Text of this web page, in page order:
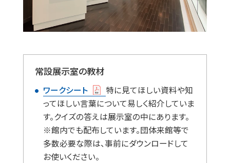
常設展示室の教材
ワークシート
特に見てほしい資料や知
ってほしい言葉について易しく紹介していま
す。クイズの答えは展示室の中にあります。
※館内でも配布しています。団体来館等で
多数必要な際は、事前にダウンロードして
お使いください。